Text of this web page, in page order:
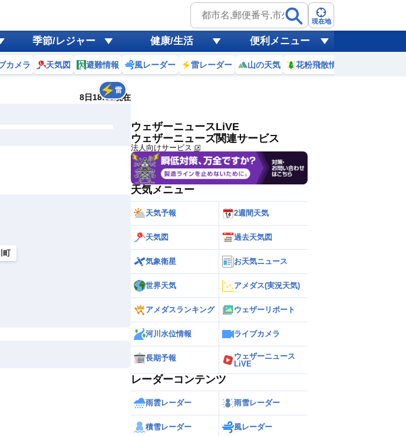
現在地
季節/レジャー 健康/生活 便利メニュー
カメラ 天気図 避難情報 風レーダー 雷レーダー 山の天気 花粉飛散情報
8日18:00現在
雷
風
黄砂
天気 台風
町
ウェザーニュースLiVE
ウェザーニューズ関連サービス
法人向けサービス
天気メニュー
天気予報 2週間天気
天気図 過去天気図
気象衛星 お天気ニュース
世界天気 アメダス(実況天気)
アメダスランキング ウェザーリポート
河川水位情報 ライブカメラ
長期予報
ウェザーニュース
LiVE
レーダーコンテンツ
雨雲レーダー 雨雪レーダー
積雪レーダー 風レーダー